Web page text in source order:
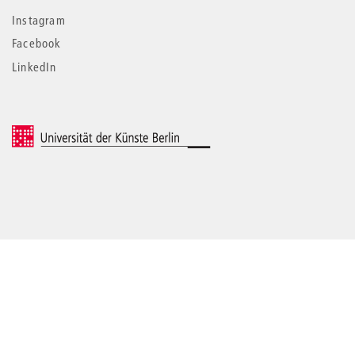
Instagram
Facebook
LinkedIn
© 2026 Universität der Künste Berlin